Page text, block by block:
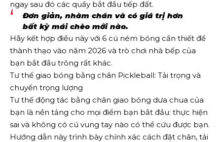
ngay sau đó các quầy bắt đầu tiếp đất.
Đơn giản, nhàm chán và có giá trị hơn
bất kỳ mái chèo mới nào.
Hãy kết hợp điều này với 6 cú ném bóng cần thiết để
thành thạo vào năm 2026 và trò chơi nhà bếp của
bạn bắt đầu trông rất khác.
Tư thế giao bóng bằng chân Pickleball: Tải trọng và
chuyển trọng lượng
Tư thế động tác bằng chân giao bóng dưa chua của
bạn là nền tảng cho mọi điểm bạn bắt đầu: thực hiện
sai và không có cú vung tay nào có thể cứu được bạn.
Hướng dẫn này trình bày chính xác cách đặt chân, tải